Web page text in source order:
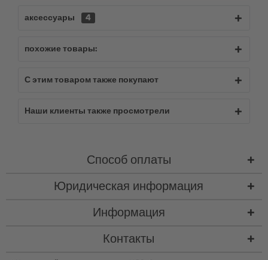
аксессуары 4
похожие товары:
С этим товаром также покупают
Наши клиенты также просмотрели
Способ оплаты
Юридическая информация
Информация
Контакты